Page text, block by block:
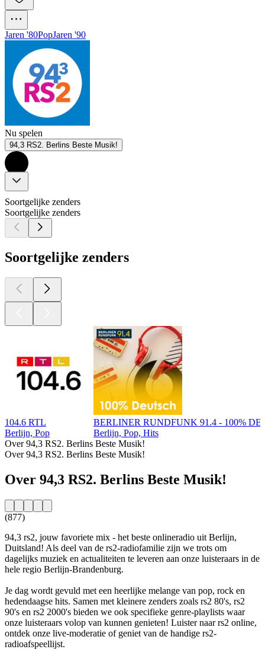
Jaren '80PopJaren '90
Nu spelen
94,3 RS2. Berlins Beste Musik!
Soortgelijke zenders
Soortgelijke zenders
Soortgelijke zenders
104.6 RTL
Berlijn, Pop
BERLINER RUNDFUNK 91.4 - 100%
Berlijn, Pop, Hits
Over 94,3 RS2. Berlins Beste Musik!
Over 94,3 RS2. Berlins Beste Musik!
Over 94,3 RS2. Berlins Beste Musik!
(877)
94,3 rs2, jouw favoriete mix - het beste onlineradio uit Berlijn,
Duitsland! Als deel van de rs2-radiofamilie zijn we trots om
dagelijks muziek en actualiteiten te leveren aan onze luisteraars in de
hele regio Berlijn-Brandenburg.
Je dag wordt gevuld met een heerlijke melange van pop, rock en
hedendaagse hits. Samen met kleinere zenders zoals rs2 80's, rs2
90's en rs2 2000's bieden we ook specifieke genre-playlists waar
onze luisteraars volop van kunnen genieten! Luister naar rs2 online,
ontdek onze live-moderatie of geniet van de handige rs2-
radioafspeellijst.